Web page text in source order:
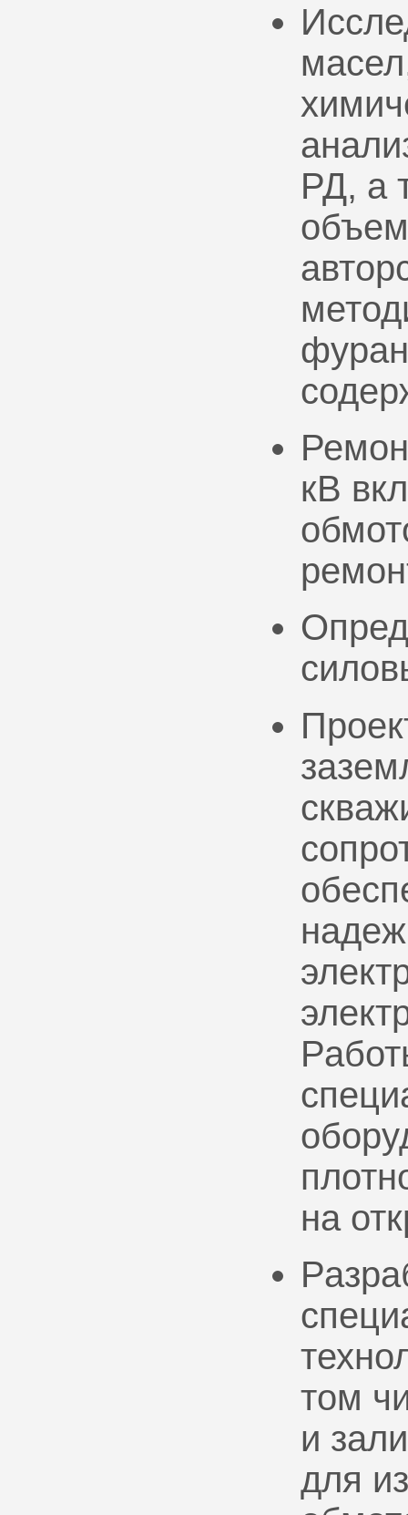
РД, а
кВ
на
том
и
для